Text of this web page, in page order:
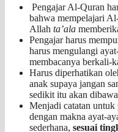
Pengajar Al-Quran
bahwa mempelajari
Allah ta’ala
Pengajar harus
harus mengulangi
membacanya berkali-
Harus diperhatikan
anak supaya jangan
sedikit itu akan
Menjadi catatan untuk
dengan makna ayat-
sederhana, sesuai